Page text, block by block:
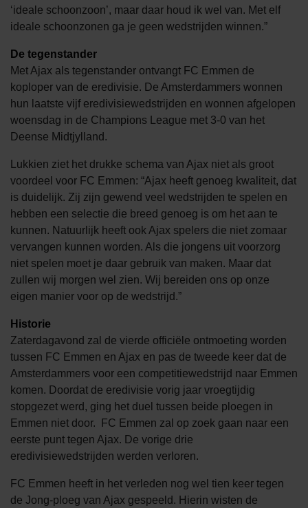
‘ideale schoonzoon’, maar daar houd ik wel van. Met elf
ideale schoonzonen ga je geen wedstrijden winnen.”
De tegenstander
Met Ajax als tegenstander ontvangt FC Emmen de
koploper van de eredivisie. De Amsterdammers wonnen
hun laatste vijf eredivisiewedstrijden en wonnen afgelopen
woensdag in de Champions League met 3-0 van het
Deense Midtjylland.
Lukkien ziet het drukke schema van Ajax niet als groot
voordeel voor FC Emmen: “Ajax heeft genoeg kwaliteit, dat
is duidelijk. Zij zijn gewend veel wedstrijden te spelen en
hebben een selectie die breed genoeg is om het aan te
kunnen. Natuurlijk heeft ook Ajax spelers die niet zomaar
vervangen kunnen worden. Als die jongens uit voorzorg
niet spelen moet je daar gebruik van maken. Maar dat
zullen wij morgen wel zien. Wij bereiden ons op onze
eigen manier voor op de wedstrijd.”
Historie
Zaterdagavond zal de vierde officiële ontmoeting worden
tussen FC Emmen en Ajax en pas de tweede keer dat de
Amsterdammers voor een competitiewedstrijd naar Emmen
komen. Doordat de eredivisie vorig jaar vroegtijdig
stopgezet werd, ging het duel tussen beide ploegen in
Emmen niet door. FC Emmen zal op zoek gaan naar een
eerste punt tegen Ajax. De vorige drie
eredivisiewedstrijden werden verloren.
FC Emmen heeft in het verleden nog wel tien keer tegen
de Jong-ploeg van Ajax gespeeld. Hierin wisten de